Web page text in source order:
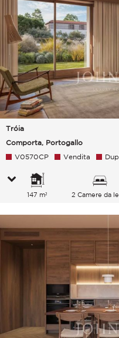
Tróia
Comporta, Portogallo
V0570CP Vendita
147 m² 2 Camere da